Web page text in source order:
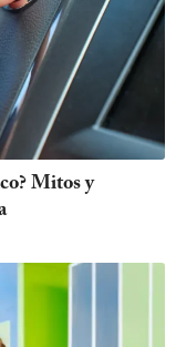
Mitos y